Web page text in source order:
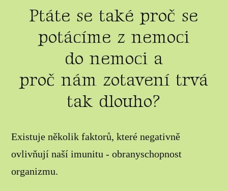
Ptáte se také proč se
potácíme z nemoci
do nemoci a
proč nám zotavení trvá
tak dlouho?
Existuje několik faktorů, které negativně
ovlivňují naší imunitu - obranyschopnost
organizmu.